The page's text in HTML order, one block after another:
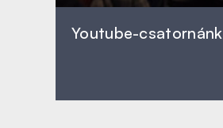
Youtube-csatornánk